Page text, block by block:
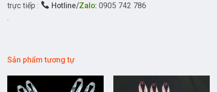
trực tiếp :
Hotline/Zalo: 0905 742 786
.
Sản phẩm tương tự